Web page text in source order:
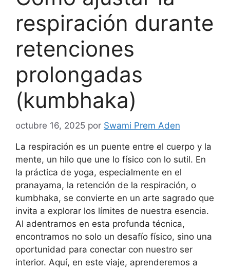
respiración durante
retenciones
prolongadas
(kumbhaka)
octubre 16, 2025 por Swami Prem Aden
La respiración es un puente entre el cuerpo y la
mente, un hilo que une lo físico con lo sutil. En
la práctica de yoga, especialmente en el
pranayama, la retención de la respiración, o
kumbhaka, se convierte en un arte sagrado que
invita a explorar los límites de nuestra esencia.
Al adentrarnos en esta profunda técnica,
encontramos no solo un desafío físico, sino una
oportunidad para conectar con nuestro ser
interior. Aquí, en este viaje, aprenderemos a